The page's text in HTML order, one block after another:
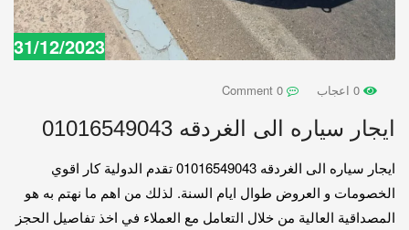
31/12/2023
ايجار سياره الى الغردقه 01016549043
ايجار سياره الى الغردقه 01016549043 تقدم الدولية كار اقوي
الخصومات و العروض طوال ايام السنة. لذلك من اهم ما نهتم به هو
المصداقية العالية من خلال التعامل مع العملاء في اخذ تفاصيل الحجز